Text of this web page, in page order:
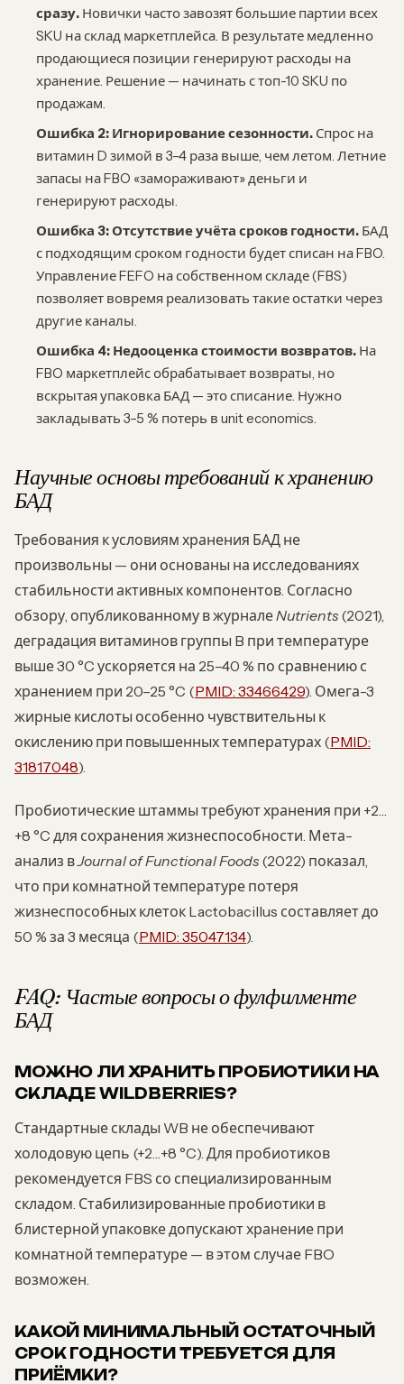
сразу. Новички часто завозят большие партии всех
SKU на склад маркетплейса. В результате медленно
продающиеся позиции генерируют расходы на
хранение. Решение — начинать с топ-10 SKU по
продажам.
Ошибка 2: Игнорирование сезонности. Спрос на
витамин D зимой в 3–4 раза выше, чем летом. Летние
запасы на FBO «замораживают» деньги и
генерируют расходы.
Ошибка 3: Отсутствие учёта сроков годности. БАД
с подходящим сроком годности будет списан на FBO.
Управление FEFO на собственном складе (FBS)
позволяет вовремя реализовать такие остатки через
другие каналы.
Ошибка 4: Недооценка стоимости возвратов. На
FBO маркетплейс обрабатывает возвраты, но
вскрытая упаковка БАД — это списание. Нужно
закладывать 3–5 % потерь в unit economics.
Научные основы требований к хранению
БАД
Требования к условиям хранения БАД не
произвольны — они основаны на исследованиях
стабильности активных компонентов. Согласно
обзору, опубликованному в журналеNutrients (2021),
деградация витаминов группы B при температуре
выше 30 °C ускоряется на 25–40 % по сравнению с
хранением при 20–25 °C (PMID: 33466429). Омега-3
жирные кислоты особенно чувствительны к
окислению при повышенных температурах (PMID:
31817048).
Пробиотические штаммы требуют хранения при +2…
+8 °C для сохранения жизнеспособности. Мета-
анализ вJournal of Functional Foods (2022) показал,
что при комнатной температуре потеря
жизнеспособных клеток Lactobacillus составляет до
50 % за 3 месяца (PMID: 35047134).
FAQ: Частые вопросы о фулфилменте
БАД
МОЖНО ЛИ ХРАНИТЬ ПРОБИОТИКИ НА
СКЛАДЕ WILDBERRIES?
Стандартные склады WB не обеспечивают
холодовую цепь (+2…+8 °C). Для пробиотиков
рекомендуется FBS со специализированным
складом. Стабилизированные пробиотики в
блистерной упаковке допускают хранение при
комнатной температуре — в этом случае FBO
возможен.
КАКОЙ МИНИМАЛЬНЫЙ ОСТАТОЧНЫЙ
СРОК ГОДНОСТИ ТРЕБУЕТСЯ ДЛЯ
ПРИЁМКИ?